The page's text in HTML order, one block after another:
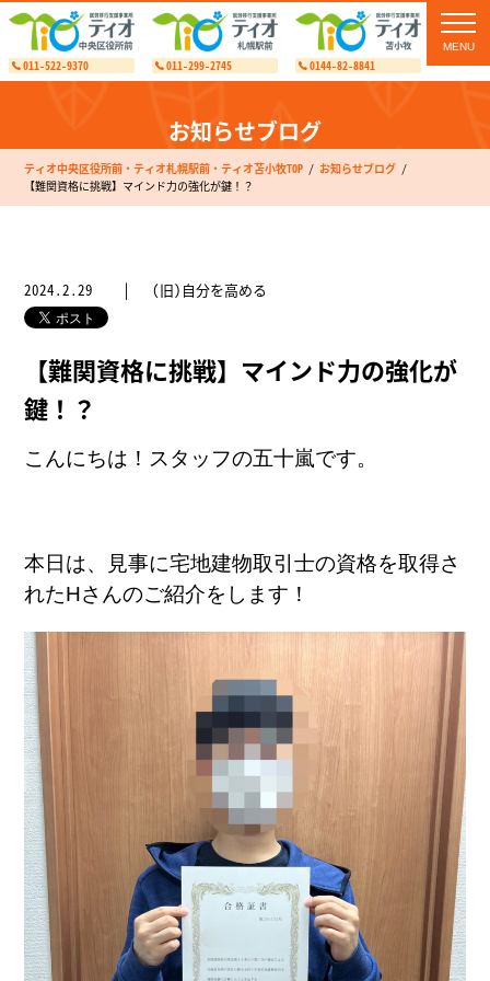
011-522-9370 011-299-2745 0144-82-8841
お知らせブログ
ティオ中央区役所前・ティオ札幌駅前・ティオ苫小牧TOP
お知らせブログ
【難関資格に挑戦】マインド力の強化が鍵！？
2024.2.29 (旧)自分を高める
【難関資格に挑戦】マインド力の強化が
鍵！？
こんにちは！スタッフの五十嵐です。
本日は、見事に宅地建物取引士の資格を取得さ
れたHさんのご紹介をします！